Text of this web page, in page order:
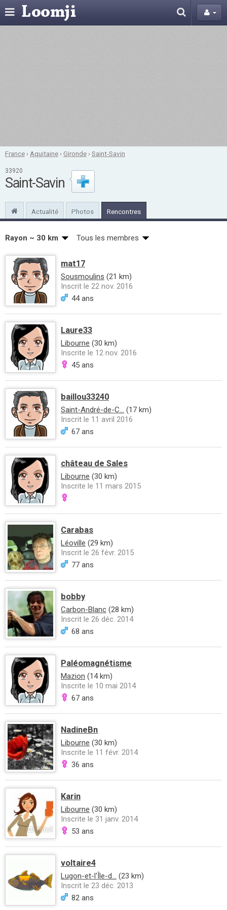
France › Aquitaine ›Gironde ›Saint-Savin
33920
Saint-Savin
Actualité Photos Rencontres
Rayon ~ 30 km Tous les membres
mat17
Sousmoulins (21 km)
Inscrit le 22 nov. 2016
44 ans
Laure33
Libourne (30 km)
Inscrite le 12 nov. 2016
45 ans
baillou33240
Saint-André-de-C... (17 km)
Inscrit le 11 avril 2016
67 ans
château de Sales
Libourne (30 km)
Inscrite le 11 mars 2015
Carabas
Léoville (29 km)
Inscrit le 26 févr. 2015
77 ans
bobby
Carbon-Blanc (28 km)
Inscrit le 26 déc. 2014
68 ans
Paléomagnétisme
Mazion (14 km)
Inscrite le 10 mai 2014
67 ans
NadineBn
Libourne (30 km)
Inscrite le 11 févr. 2014
36 ans
Karin
Libourne (30 km)
Inscrite le 31 janv. 2014
53 ans
voltaire4
Lugon-et-l'Île-d... (23 km)
Inscrit le 23 déc. 2013
82 ans